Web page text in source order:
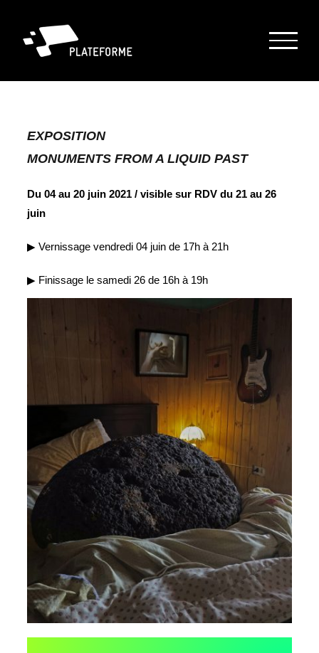
contenu
EXPOSITION
MONUMENTS FROM A LIQUID PAST
Du 04 au 20 juin 2021 / visible sur RDV du 21 au 26
juin
▶︎ Vernissage vendredi 04 juin de 17h à 21h
▶︎ Finissage le samedi 26 de 16h à 19h